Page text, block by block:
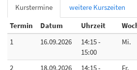
Kurstermine
weitere Kurszeiten
Termin
Datum Uhrzeit
1
16.09.2026
14:15 -
15:00
Mi.
2 18.09.2026
14:15 -
Fr.